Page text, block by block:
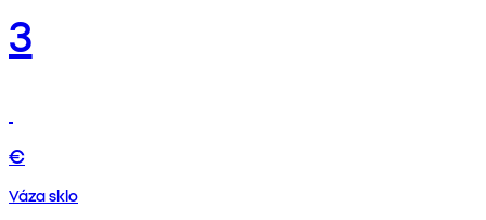
3
€
Váza sklo